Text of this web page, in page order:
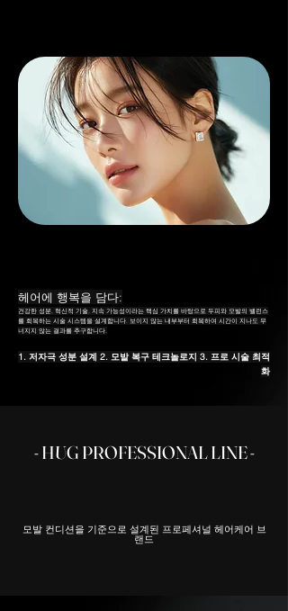
헤어에 행복을 담다:
건강한 성분, 혁신적 기술, 지속 가능성이라는 핵심 가치를 바탕으로 두피와 모발의 밸런스
를 회복하는 시술 시스템을 설계합니다. 보이지 않는 내부부터 회복하여 시간이 지나도 무
너지지 않는 결과를 추구합니다.
1. 저자극 성분 설계 2. 모발 복구 테크놀로지 3. 프로 시술 최적
화
- HUG PROFESSIONAL LINE -
모발 컨디션을 기준으로 설계된 프로페셔널 헤어케어 브
랜드